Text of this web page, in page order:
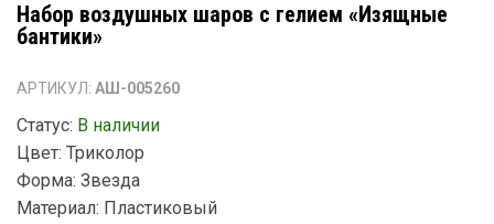
Набор воздушных шаров с гелием «Изящные
бантики»
АРТИКУЛ: АШ-005260
Статус: В наличии
Цвет: Триколор
Форма: Звезда
Материал: Пластиковый